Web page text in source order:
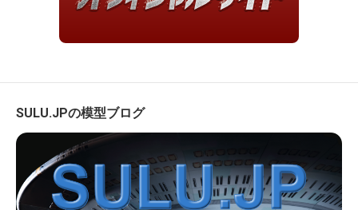
SULU.JPの模型ブログ